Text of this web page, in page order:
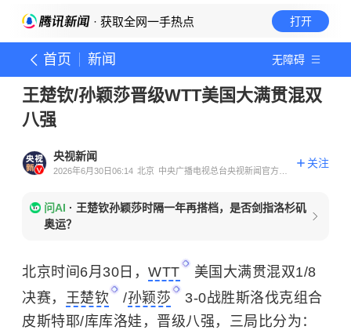
· 获取全网一手热点 打开
首页 新闻 无障碍
王楚钦/孙颖莎晋级WTT美国大满贯混双
八强
央视新闻
2026年6月30日06:14 北京 中央广播电视总台央视新闻官方账
关注
问AI · 王楚钦孙颖莎时隔一年再搭档，是否剑指洛杉矶
奥运？
北京时间6月30日， WTT
美国大满贯混双1/8
决赛， 王楚钦 /孙颖莎
3-0战胜斯洛伐克组合
皮斯特耶/库库洛娃，晋级八强，三局比分为：